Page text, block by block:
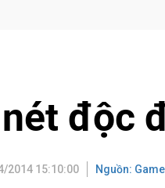
độc
2014 15:10:00 Nguồn: